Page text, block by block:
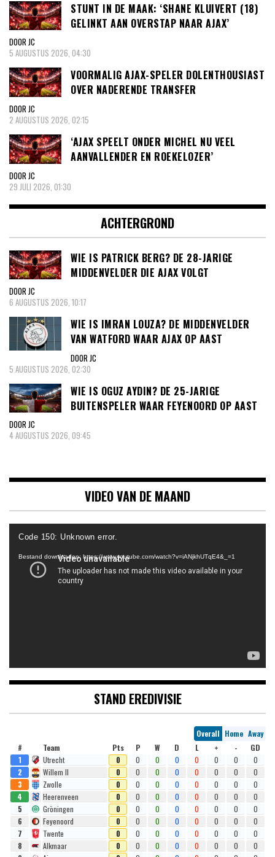
STUNT IN DE MAAK: ‘SHANE KLUIVERT (18)
GELINKT AAN OVERSTAP NAAR AJAX’
DOOR JC
5 AUGUSTUS 2026, 04:30
VOORMALIG AJAX-SPELER DOLENTHOUSIAST
OVER NADERENDE TRANSFER
DOOR JC
2 AUGUSTUS 2026, 02:15
‘AJAX SPEELT ONDER MICHEL NU VEEL
AANVALLENDER EN ROEKELOZER’
DOOR JC
29 JULI 2026, 01:30
ACHTERGROND
WIE IS PATRICK BERG? DE 28-JARIGE
MIDDENVELDER DIE AJAX VOLGT
DOOR JC
6 AUGUSTUS 2026, 10:17
WIE IS IMRAN LOUZA? DE MIDDENVELDER
VAN WATFORD WAAR AJAX OP AAST
DOOR JC
5 AUGUSTUS 2026, 02:30
WIE IS OGUZ AYDIN? DE 25-JARIGE
BUITENSPELER WAAR FEYENOORD OP AAST
DOOR JC
4 AUGUSTUS 2026, 09:45
VIDEO VAN DE MAAND
Videospeler
Code 150: Unknown error.
Bestand downloaden: https://www.youtube.com/watch?v=iANjkhUTqE4&_=1
STAND EREDIVISIE
Overall Home Away
#
Team Pts P W D L + -
GD
1
Utrecht 0 0 0 0 0 0 0
0
2
Willem II 0 0 0 0 0 0 0
0
3
Zwolle 0 0 0 0 0 0 0
0
4
Heerenveen 0 0 0 0 0 0 0
0
5
Gröningen 0 0 0 0 0 0 0
0
6
Feyenoord 0 0 0 0 0 0 0
0
7
Twente 0 0 0 0 0 0 0
0
8
Alkmaar 0 0 0 0 0 0 0
0